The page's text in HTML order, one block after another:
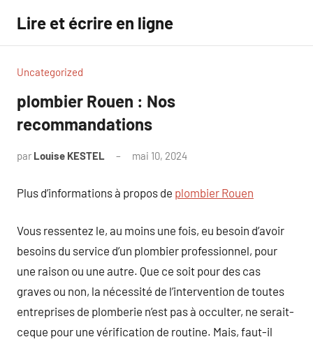
contenu
Lire et écrire en ligne
Uncategorized
plombier Rouen : Nos
recommandations
par Louise KESTEL mai 10, 2024
Plus d’informations à propos de plombier Rouen
Vous ressentez le, au moins une fois, eu besoin d’avoir
besoins du service d’un plombier professionnel, pour
une raison ou une autre. Que ce soit pour des cas
graves ou non, la nécessité de l’intervention de toutes
entreprises de plomberie n’est pas à occulter, ne serait-
ceque pour une vérification de routine. Mais, faut-il